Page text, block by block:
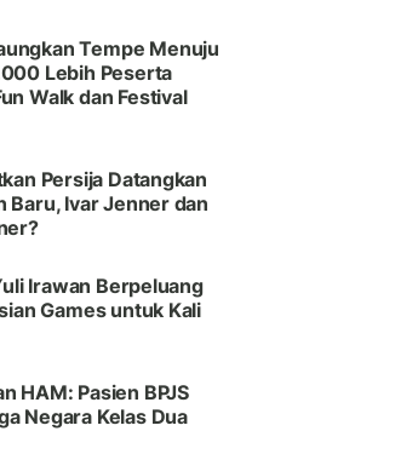
Tempe Menuju
Lebih Peserta
Walk dan Festival
Persija Datangkan
Baru, Ivar Jenner dan
Irawan Berpeluang
Games untuk Kali
HAM: Pasien BPJS
Negara Kelas Dua